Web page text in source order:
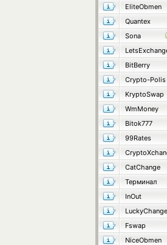
EliteObmen
Quantex
Sona
BitBerry
Crypto-Polis
KryptoSwap
WmMoney
Bitok777
99Rates
CatChange
Терминал
InOut
LuckyChange
Fswap
NiceObmen